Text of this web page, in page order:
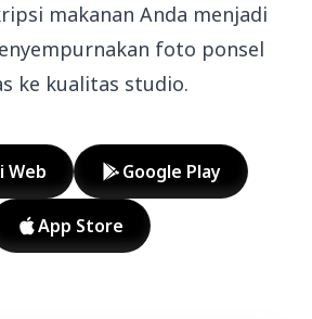
makanan Anda menjadi
foto ponsel
ke kualitas studio.
Web Google Play
App Store